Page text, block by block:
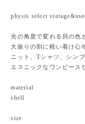
physis select
光の角度で変わる貝の色
大振りの割に軽い着け心
ニット、Tシャツ、シン
エスニックなワンピース
material
shell
size